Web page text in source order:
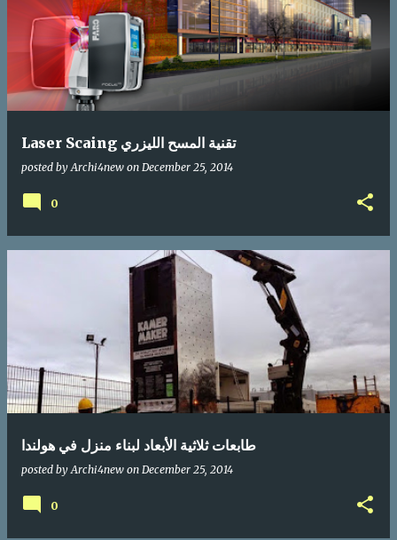
Laser Scaing تقنية المسح الليزري
posted by Archi4new on December 25, 2014
0
طابعات ثلاثية الأبعاد لبناء منزل في هولندا
posted by Archi4new on December 25, 2014
0